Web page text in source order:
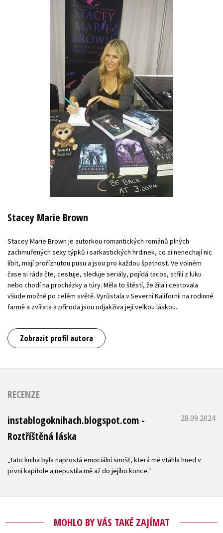
Stacey Marie Brown
Stacey Marie Brown je autorkou romantických románů plných
zachmuřených sexy týpků i sarkastických hrdinek, co si nenechají nic
líbit, mají proříznutou pusu a jsou pro každou špatnost. Ve volném
čase si ráda čte, cestuje, sleduje seriály, pojídá tacos, střílí z luku
nebo chodí na procházky a túry. Měla to štěstí, že žila i cestovala
všude možně po celém světě. Vyrůstala v Severní Kalifornii na rodinné
farmě a zvířata a příroda jsou odjakživa její velkou láskou.
Zobrazit profil autora
RECENZE
instablogoknihach.blogspot.com -
Roztříštěná láska
28.09.2024
„Tato kniha byla naprostá emociální smršť, která mě vtáhla hned v
první kapitole a nepustila mě až do jejího konce.“
MOHLO BY VÁS TAKÉ ZAJÍMAT